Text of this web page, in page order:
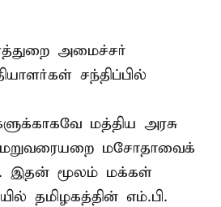
அமைச்சர்
சந்திப்பில்
மத்திய அரசு
மறுவரையறை மசோதாவைக்
இதன் மூலம் மக்கள்
தமிழகத்தின் எம்.பி.